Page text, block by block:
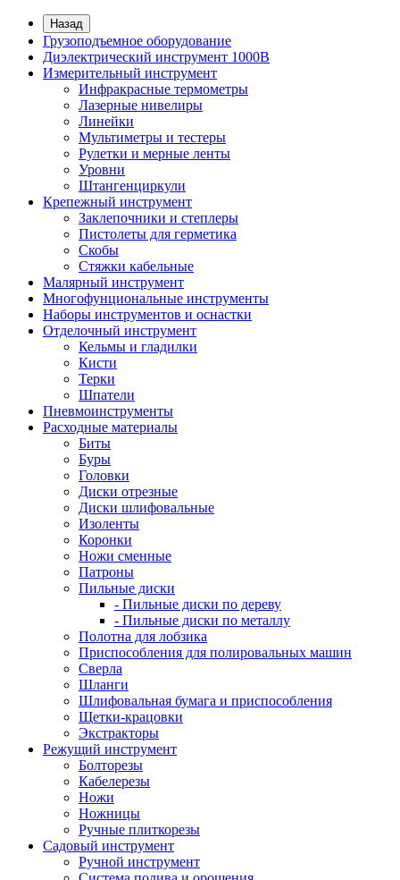
Назад
Грузоподъемное оборудование
Диэлектрический инструмент 1000В
Измерительный инструмент
Инфракрасные термометры
Лазерные нивелиры
Линейки
Мультиметры и тестеры
Рулетки и мерные ленты
Уровни
Штангенциркули
Крепежный инструмент
Заклепочники и степлеры
Пистолеты для герметика
Скобы
Стяжки кабельные
Малярный инструмент
Многофунциональные инструменты
Наборы инструментов и оснастки
Отделочный инструмент
Кельмы и гладилки
Кисти
Терки
Шпатели
Пневмоинструменты
Расходные материалы
Биты
Буры
Головки
Диски отрезные
Диски шлифовальные
Изоленты
Коронки
Ножи сменные
Патроны
Пильные диски
- Пильные диски по дереву
- Пильные диски по металлу
Полотна для лобзика
Приспособления для полировальных машин
Сверла
Шланги
Шлифовальная бумага и приспособления
Щетки-крацовки
Экстракторы
Режущий инструмент
Болторезы
Кабелерезы
Ножи
Ножницы
Ручные плиткорезы
Садовый инструмент
Ручной инструмент